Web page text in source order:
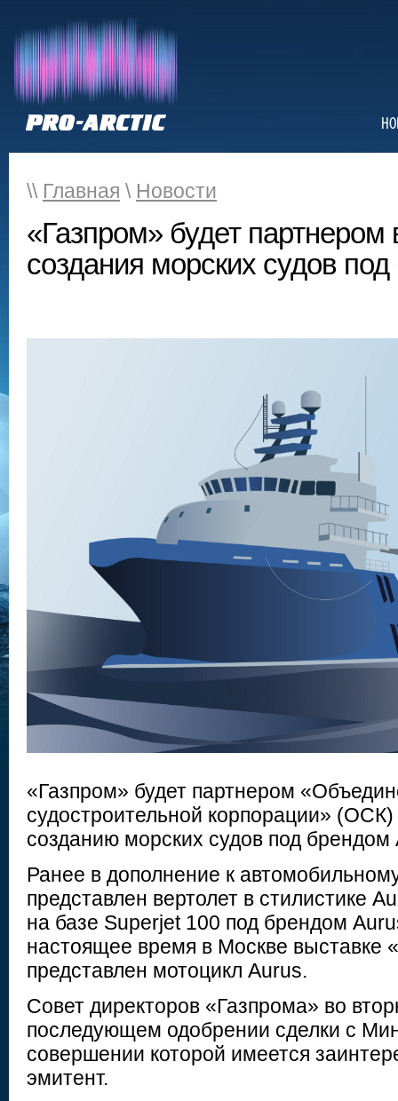
\\ Главная \ Новости
«Газпром» будет партнером
создания морских судов
«Газпром» будет партнером
судостроительной корпорации» (ОСК)
созданию морских судов под брендом
Ранее в дополнение к
представлен вертолет в стилистике
на базе Superjet 100 под брендом
настоящее время в Москве выставке
представлен мотоцикл Aurus.
Совет директоров «Газпрома» во
последующем одобрении сделки с
совершении которой имеется
эмитент.